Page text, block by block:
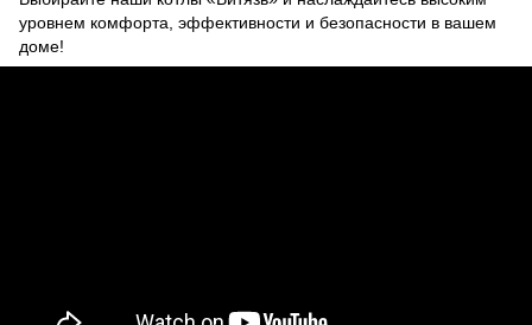
уровнем комфорта, эффективности и безопасности в вашем
доме!